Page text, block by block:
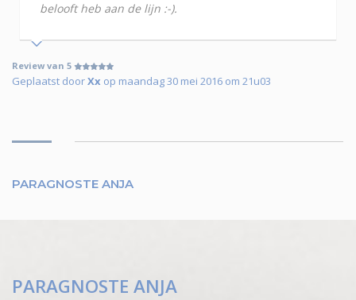
belooft heb aan de lijn :-).
Review van 5
Geplaatst doorXx op maandag 30 mei 2016 om 21u03
PARAGNOSTE ANJA
PARAGNOSTE ANJA